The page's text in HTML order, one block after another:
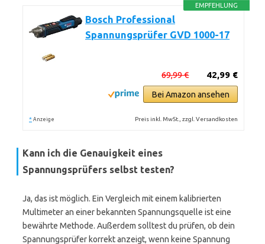
EMPFEHLUNG
Bosch Professional
Spannungsprüfer GVD 1000-17
42,99 €
69,99 €
Bei Amazon ansehen
* Anzeige Preis inkl. MwSt., zzgl. Versandkosten
Kann ich die Genauigkeit eines
Spannungsprüfers selbst testen?
Ja, das ist möglich. Ein Vergleich mit einem kalibrierten
Multimeter an einer bekannten Spannungsquelle ist eine
bewährte Methode. Außerdem solltest du prüfen, ob dein
Spannungsprüfer korrekt anzeigt, wenn keine Spannung